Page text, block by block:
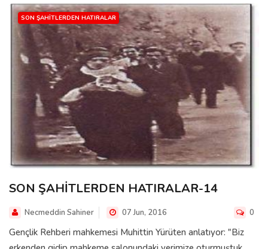
SON ŞAHITLERDEN HATIRALAR
SON ŞAHİTLERDEN HATIRALAR-14
Necmeddin Sahiner 07 Jun, 2016 0
Gençlik Rehberi mahkemesi Muhittin Yürüten anlatıyor: "Biz